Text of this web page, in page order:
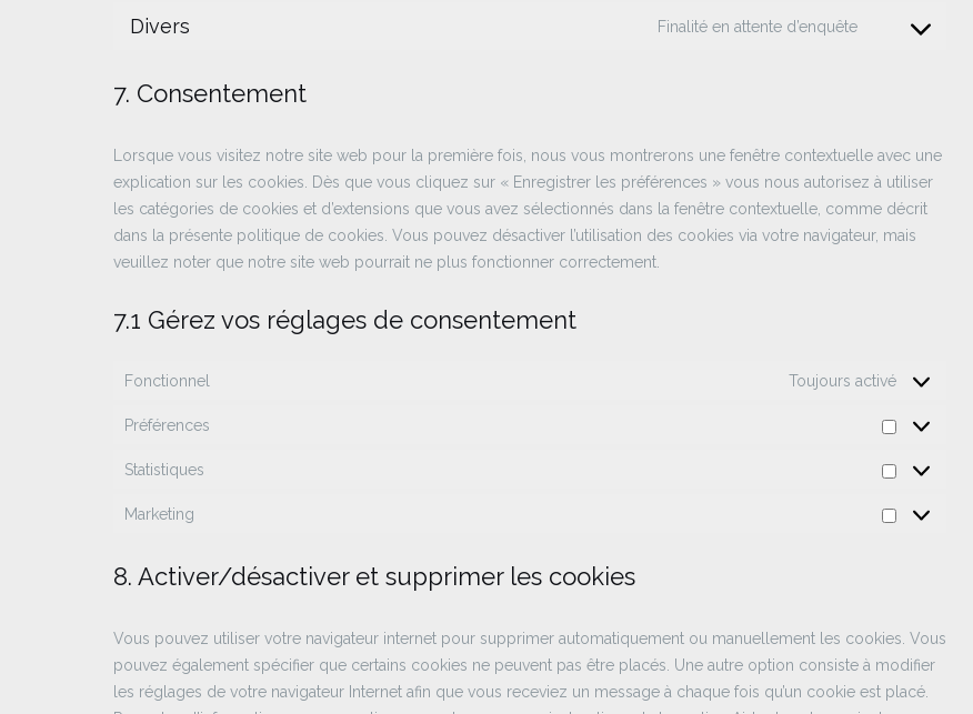
service
Divers Finalité en attente d’enquête
Consent
7. Consentement
Lorsque vous visitez notre site web pour la première fois, nous vous montrerons une fenêtre contextuelle avec une
explication sur les cookies. Dès que vous cliquez sur « Enregistrer les préférences » vous nous autorisez à utiliser
les catégories de cookies et d’extensions que vous avez sélectionnés dans la fenêtre contextuelle, comme décrit
dans la présente politique de cookies. Vous pouvez désactiver l’utilisation des cookies via votre navigateur, mais
veuillez noter que notre site web pourrait ne plus fonctionner correctement.
7.1 Gérez vos réglages de consentement
Fonctionnel Toujours activé
Préférences
Préférences
Statistiques
Statistiques
Marketing
Marketing
8. Activer/désactiver et supprimer les cookies
Vous pouvez utiliser votre navigateur internet pour supprimer automatiquement ou manuellement les cookies. Vous
pouvez également spécifier que certains cookies ne peuvent pas être placés. Une autre option consiste à modifier
les réglages de votre navigateur Internet afin que vous receviez un message à chaque fois qu’un cookie est placé.